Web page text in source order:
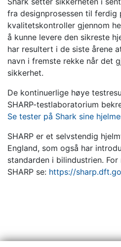
fra designprosessen til
kvalitetskontroller gjennom
å kunne levere den sikreste
har resultert i de siste årene
navn i fremste rekke når det
sikkerhet.
De kontinuerlige høye
SHARP-testlaboratorium
Se tester på Shark sine
SHARP er et selvstendig
England, som også har
standarden i bilindustrien.
SHARP se: https://